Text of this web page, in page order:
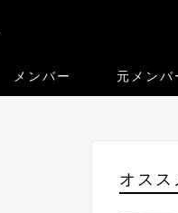
メンバー 元メンバ
オスス